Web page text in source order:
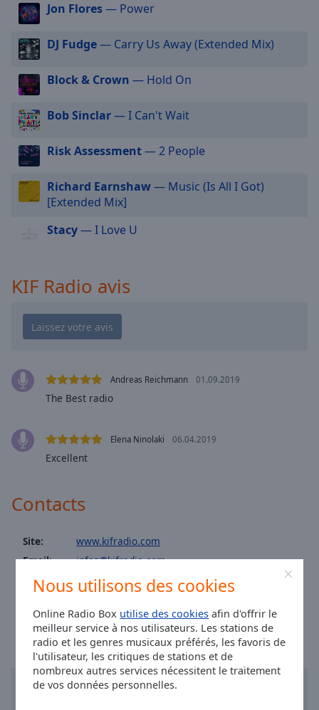
Nous utilisons des cookies
Online Radio Box utilise des cookies afin d'offrir le
meilleur service à nos utilisateurs. Les stations de
radio et les genres musicaux préférés, les favoris de
l'utilisateur, les critiques de stations et de
nombreux autres services nécessitent le traitement
de vos données personnelles.
dialog
window.
Escape
cancel
and
close
Text
Color
Background
Opacity
Caption
Color
Font
Family
Jon Flores— Power
DJ Fudge— Carry Us Away (Extended Mix)
Block & Crown — Hold On
Bob Sinclar— I Can't Wait
Risk Assessment— 2 People
Richard Earnshaw— Music (Is All I Got)
[Extended Mix]
Stacy— I Love U
KIF Radio avis
Andreas Reichmann 01.09.2019
The Best radio
Elena Ninolaki 06.04.2019
Excellent
Contacts
Site:
www.kifradio.com
Email:
infos@kifradio.com
Facebook: @kifradioparis